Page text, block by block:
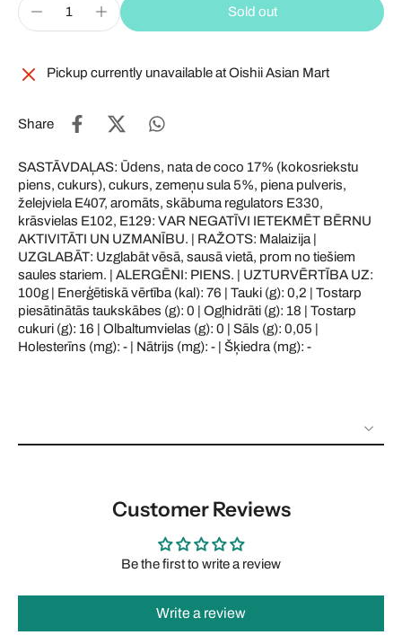
Sold out
Pickup currently unavailable atOishii Asian Mart
Share
SASTĀVDAĻAS: Ūdens, nata de coco 17% (kokosriekstu
piens, cukurs), cukurs, zemeņu sula 5%, piena pulveris,
želejviela E407, aromāts, skābuma regulators E330,
krāsvielas E102, E129: VAR NEGATĪVI IETEKMĒT BĒRNU
AKTIVITĀTI UN UZMANĪBU. | RAŽOTS: Malaizija |
UZGLABĀT: Uzglabāt vēsā, sausā vietā, prom no tiešiem
saules stariem. | ALERGĒNI: PIENS. | UZTURVĒRTĪBA UZ:
100g | Enerģētiskā vērtība (kal): 76 | Tauki (g): 0,2 | Tostarp
piesātinātās taukskābes (g): 0 | Ogļhidrāti (g): 18 | Tostarp
cukuri (g): 16 | Olbaltumvielas (g): 0 | Sāls (g): 0,05 |
Holesterīns (mg): - | Nātrijs (mg): - | Šķiedra (mg): -
Customer Reviews
Be the first to write a review
Write a review